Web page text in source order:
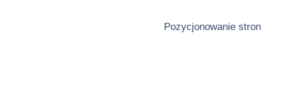
Pozycjonowanie stron